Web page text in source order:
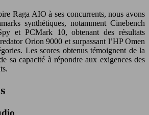
Raga AIO à ses concurrents, nous avons
synthétiques, notamment Cinebench
et PCMark 10, obtenant des résultats
Orion 9000 et surpassant l’HP Omen
Les scores obtenus témoignent de la
sa capacité à répondre aux exigences des